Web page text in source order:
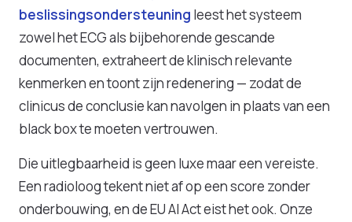
beslissingsondersteuning leest het systeem
zowel het ECG als bijbehorende gescande
documenten, extraheert de klinisch relevante
kenmerken en toont zijn redenering — zodat de
clinicus de conclusie kan navolgen in plaats van een
black box te moeten vertrouwen.
Die uitlegbaarheid is geen luxe maar een vereiste.
Een radioloog tekent niet af op een score zonder
onderbouwing, en de EU AI Act eist het ook. Onze